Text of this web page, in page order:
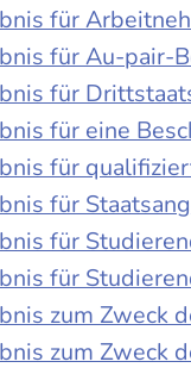
für
für Au-pair-
für
für eine
für
für
für
für
zum Zweck
zum Zweck